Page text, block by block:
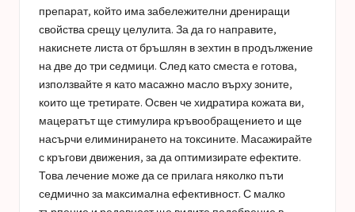
препарат, който има забележителни дрениращи
свойства срещу целулита. За да го направите,
накиснете листа от бръшлян в зехтин в продължение
на две до три седмици. След като сместа е готова,
използвайте я като масажно масло върху зоните,
които ще третирате. Освен че хидратира кожата ви,
мацератът ще стимулира кръвообращението и ще
насърчи елиминирането на токсините. Масажирайте
с кръгови движения, за да оптимизирате ефектите.
Това лечение може да се прилага няколко пъти
седмично за максимална ефективност. С малко